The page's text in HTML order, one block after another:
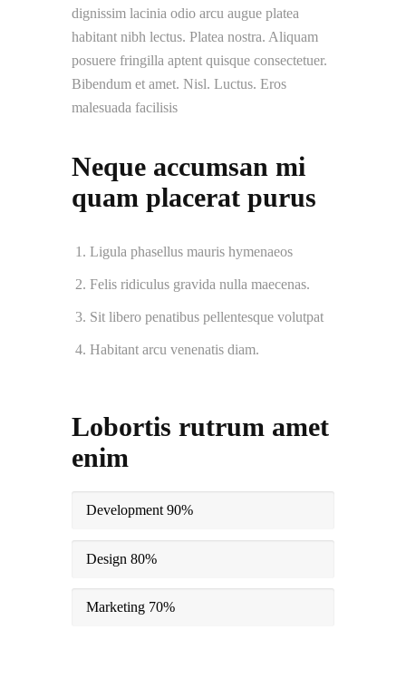
dignissim lacinia odio arcu augue platea
habitant nibh lectus. Platea nostra. Aliquam
posuere fringilla aptent quisque consectetuer.
Bibendum et amet. Nisl. Luctus. Eros
malesuada facilisis
Neque accumsan mi
quam placerat purus
Ligula phasellus mauris hymenaeos
Felis ridiculus gravida nulla maecenas.
Sit libero penatibus pellentesque volutpat
Habitant arcu venenatis diam.
Lobortis rutrum amet
enim
Development 90%
Design 80%
Marketing 70%